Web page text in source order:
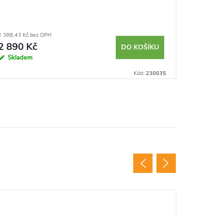
388,43 Kč bez DPH
890 Kč
Skladem
DO KOŠÍKU
Kód: 230035